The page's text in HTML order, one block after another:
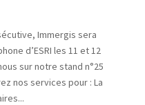
Immergis sera
d’ESRI les 11 et 12
sur notre stand n°25
nos services pour : La